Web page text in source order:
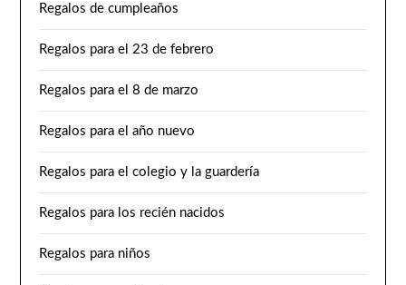
Regalos de cumpleaños
Regalos para el 23 de febrero
Regalos para el 8 de marzo
Regalos para el año nuevo
Regalos para el colegio y la guardería
Regalos para los recién nacidos
Regalos para niños